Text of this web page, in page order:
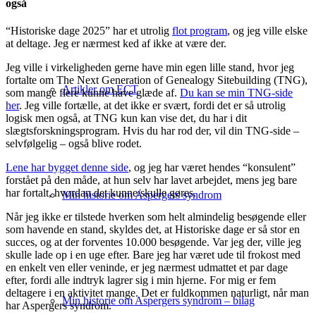
Artikler om ECT
Min historie om Aspergers syndrom
Min historie om Aspergers syndrom – bilag
også
“Historiske dage 2025” har et utrolig flot program, og jeg ville elske
at deltage. Jeg er nærmest ked af ikke at være der.
Jeg ville i virkeligheden gerne have min egen lille stand, hvor jeg
fortalte om The Next Generation of Genealogy Sitebuilding (TNG),
som mange flere kunne have glæde af. Du kan se min TNG-side
her. Jeg ville fortælle, at det ikke er svært, fordi det er så utrolig
logisk men også, at TNG kun kan vise det, du har i dit
slægtsforskningsprogram. Hvis du har rod der, vil din TNG-side –
selvfølgelig – også blive rodet.
Lene har bygget denne side, og jeg har været hendes “konsulent”
forstået på den måde, at hun selv har lavet arbejdet, mens jeg bare
har fortalt, hvordan det kunne/skulle gøres.
Når jeg ikke er tilstede hverken som helt almindelig besøgende eller
som havende en stand, skyldes det, at Historiske dage er så stor en
succes, og at der forventes 10.000 besøgende. Var jeg der, ville jeg
skulle lade op i en uge efter. Bare jeg har været ude til frokost med
en enkelt ven eller veninde, er jeg nærmest udmattet et par dage
efter, fordi alle indtryk lagrer sig i min hjerne. For mig er fem
deltagere i en aktivitet mange. Det er fuldkommen naturligt, når man
har Aspergers syndrom.